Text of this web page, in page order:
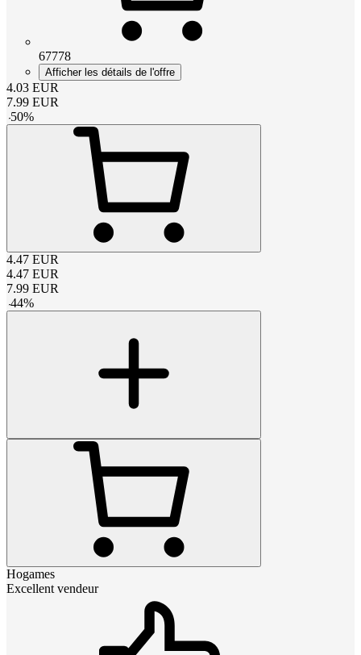
67778
Afficher les détails de l'offre
4.03 EUR
7.99 EUR
-50%
4.47 EUR
4.47 EUR
7.99 EUR
-44%
Hogames
Excellent vendeur